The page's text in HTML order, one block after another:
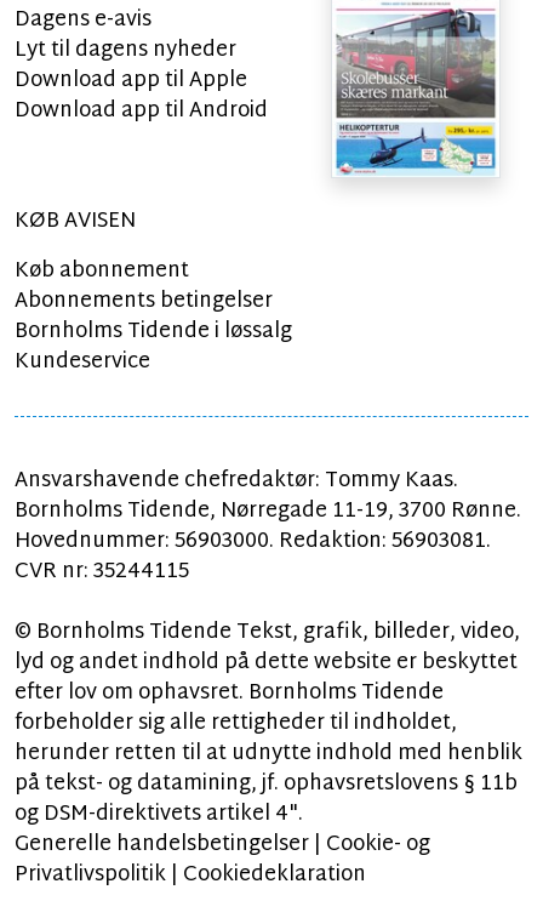
Dagens e-avis
Lyt til dagens nyheder
Download app til Apple
Download app til Android
KØB AVISEN
Køb abonnement
Abonnements betingelser
Bornholms Tidende i løssalg
Kundeservice
Ansvarshavende chefredaktør: Tommy Kaas.
Bornholms Tidende, Nørregade 11-19, 3700 Rønne.
Hovednummer: 56903000. Redaktion: 56903081.
CVR nr: 35244115
© Bornholms Tidende Tekst, grafik, billeder, video,
lyd og andet indhold på dette website er beskyttet
efter lov om ophavsret. Bornholms Tidende
forbeholder sig alle rettigheder til indholdet,
herunder retten til at udnytte indhold med henblik
på tekst- og datamining, jf. ophavsretslovens § 11b
og DSM-direktivets artikel 4".
Generelle handelsbetingelser| Cookie- og
Privatlivspolitik| Cookiedeklaration